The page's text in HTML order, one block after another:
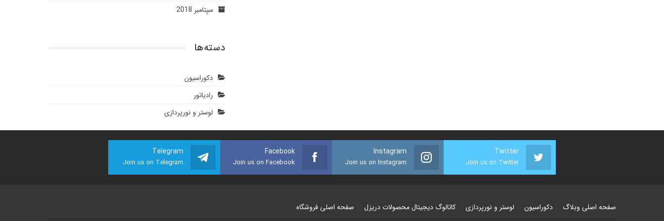
سپتامبر 2018
دسته‌ها
دکوراسیون
رادیاتور
لوستر و نورپردازی
Twitter
Join us on Twitter
Instagram
Join us on Instagram
Facebook
Join us on Facebook
Telegram
Join us on Telegram
صفحه اصلی وبلاگ دکوراسیون لوستر و نورپردازی کاتالوگ دیجیتال محصولات دریزل صفحه اصلی فروشگاه